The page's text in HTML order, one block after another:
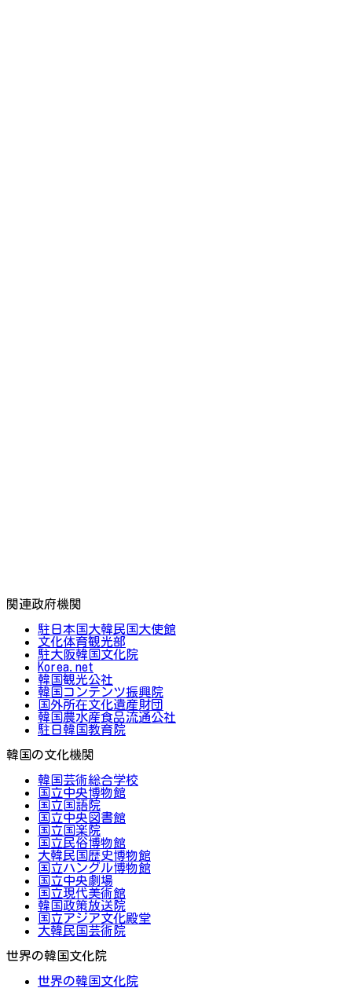
関連政府機関
駐日本国大韓民国大使館
文化体育観光部
駐大阪韓国文化院
Korea.net
韓国観光公社
韓国コンテンツ振興院
国外所在文化遺産財団
韓国農水産食品流通公社
駐日韓国教育院
韓国の文化機関
韓国芸術総合学校
国立中央博物館
国立国語院
国立中央図書館
国立国楽院
国立民俗博物館
大韓民国歴史博物館
国立ハングル博物館
国立中央劇場
国立現代美術館
韓国政策放送院
国立アジア文化殿堂
大韓民国芸術院
世界の韓国文化院
世界の韓国文化院